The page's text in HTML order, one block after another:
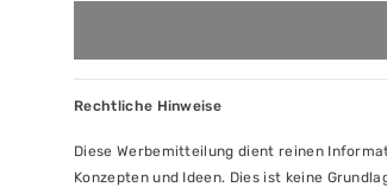
Rechtliche Hinweise
Diese Werbemitteilung dient reinen
Konzepten und Ideen. Dies ist keine